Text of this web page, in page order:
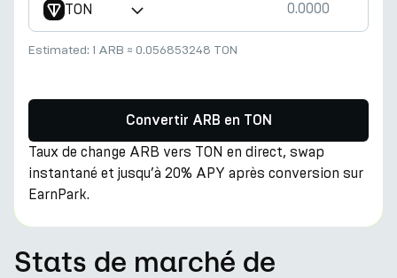
TON
Estimated: 1 ARB ≈ 0.056853248 TON
Convertir ARB en TON
Taux de change ARB vers TON en direct, swap
instantané et jusqu’à 20% APY après conversion sur
EarnPark.
Stats de marché de